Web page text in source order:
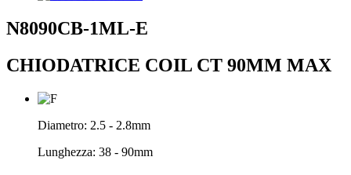
N8090CB-1ML-E
CHIODATRICE COIL CT 90MM MAX
Diametro: 2.5 - 2.8mm
Lunghezza: 38 - 90mm